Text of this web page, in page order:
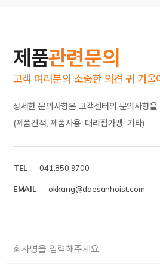
제품관련문의
고객 여러분의 소중한 의견 귀 기울
상세한 문의사항은 고객센터의 문의사항을
(제품견적, 제품사용, 대리점가맹, 기타)
TEL 041.850.9700
EMAIL okkang@daesanhoist.com